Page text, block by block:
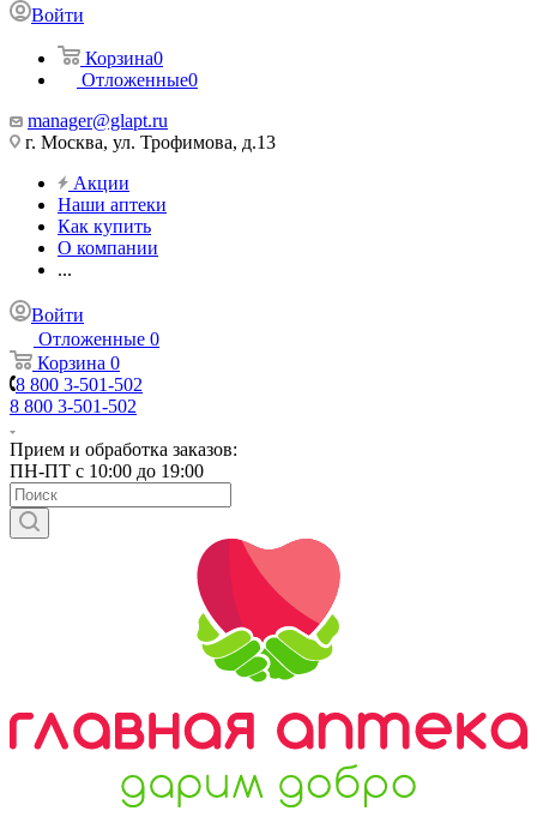
Войти
Корзина0
Отложенные0
manager@glapt.ru
г. Москва, ул. Трофимова, д.13
Акции
Наши аптеки
Как купить
О компании
...
Войти
Отложенные 0
Корзина 0
8 800 3-501-502
8 800 3-501-502
Прием и обработка заказов:
ПН-ПТ с 10:00 до 19:00